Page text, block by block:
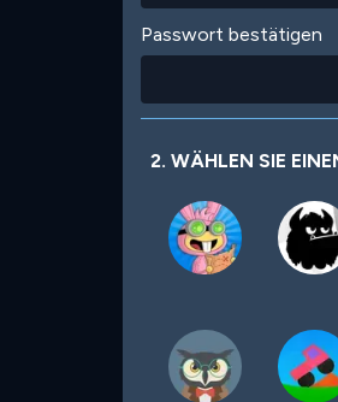
Passwort bestätigen
2. WÄHLEN SIE